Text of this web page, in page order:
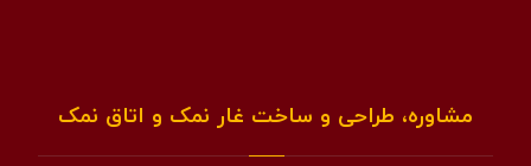
مشاوره، طراحی و ساخت غار نمک و اتاق نمک